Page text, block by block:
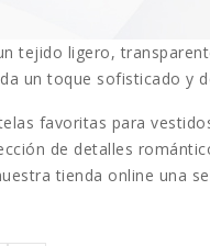
tejido ligero,
un toque sofisticado y
favoritas para
de detalles
tienda online una